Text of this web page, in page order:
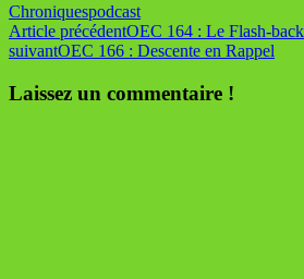
Chroniquespodcast
Navigation
des
articles
Article précédentOEC 164 : Le Flash-
suivantOEC 166 : Descente en Rappel
Laissez un commentaire !